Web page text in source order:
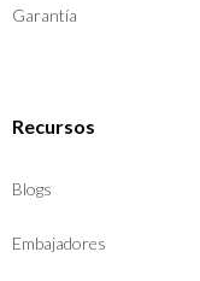
Garantía
Recursos
Blogs
Embajadores